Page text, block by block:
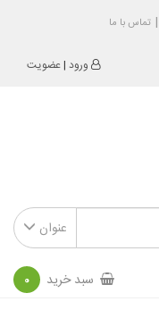
تماس با ما
ورود |عضویت
عنوان
سبد خرید 0